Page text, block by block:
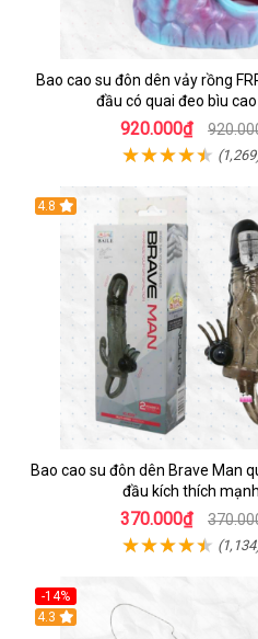
Bao cao su đôn dên vảy rồng
đầu có quai đeo bìu
920.000₫
4.8
Bao cao su đôn dên Brave Man
đầu kích thích mạnh
370.000₫
-14%
4.3